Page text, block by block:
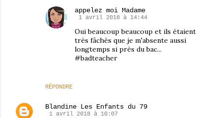
RÉPONDRE
appelez moi Madame
1 avril 2018 à 14:44
Oui beaucoup beaucoup et ils étaient
très fâchés que je m'absente aussi
longtemps si près du bac...
#badteacher
Blandine Les Enfants du 79
1 avril 2018 à 10:07